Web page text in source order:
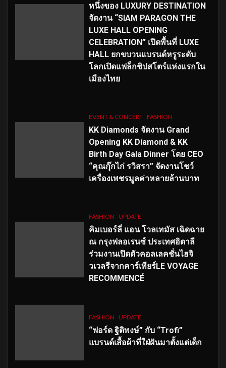
หนึ่งของ LUXURY DESTINATION
จัดงาน “SIAM PARAGON THE
LUXE HALL OPENING
CELEBRATION” เปิดพื้นที่ LUXE
HALL ยกขบวนแบรนด์หรูระดับ
โลกเปิดแฟล็กชิปสโตร์แห่งแรกใน
เมืองไทย
EVENT & CONCERT FASHION
KK Diamonds จัดงาน Grand
Opening KK Diamond & KK
Birth Day Gala Dinner โดย CEO
“คุณกุ๊กไก่ รวิสรา” จัดงานโชว์
เครื่องเพชรมูลค่าหลายล้านบาท
FASHION UPDATE
คิมเบอร์ลี่ แอน โวลเทมัส เฉิดฉาย
ณ กรุงฟลอเรนซ์ ประเทศอิตาลี
ร่วมงานเปิดตัวคอลเลคชั่นไฮจิ
วเวลรีจากคาร์เทียร์LE VOYAGE
RECOMMENCÉ
FASHION UPDATE
“ฟอร์ด ฐิติพงษ์” กับ “Trofi”
แบรนด์เสื้อผ้าที่ใฝ่ฝันมาตั้งแต่เด็ก